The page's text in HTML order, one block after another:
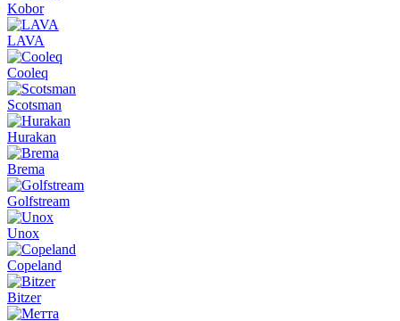
Kobor
LAVA
Cooleq
Scotsman
Hurakan
Brema
Golfstream
Unox
Copeland
Bitzer